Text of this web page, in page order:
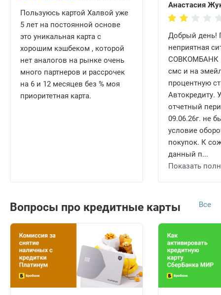
Пользуюсь картой Халвой уже
5 лет на постоянной основе
это уникальная карта с
хорошим кэшбеком , которой
нет аналогов на рынке очень
много партнеров и рассрочек
на 6 и 12 месяцев без % моя
приоритетная карта.
Анастасия
Добрый день!
неприятная
СОВКОМБАНК
смс и на
процентную
Автокредиту.
отчетный
09.06.26г. не
условие
покупок. К
данный п...
Показать
Вопросы про кредитные карты Все